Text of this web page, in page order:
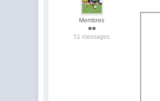
Membres
51 messages